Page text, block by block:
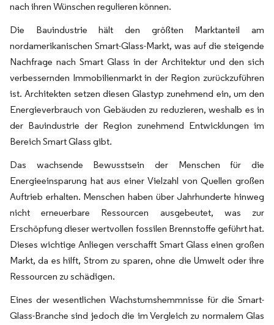
nach ihren Wünschen regulieren können.
Die Bauindustrie hält den größten Marktanteil am
nordamerikanischen Smart-Glass-Markt, was auf die steigende
Nachfrage nach Smart Glass in der Architektur und den sich
verbessernden Immobilienmarkt in der Region zurückzuführen
ist. Architekten setzen diesen Glastyp zunehmend ein, um den
Energieverbrauch von Gebäuden zu reduzieren, weshalb es in
der Bauindustrie der Region zunehmend Entwicklungen im
Bereich Smart Glass gibt.
Das wachsende Bewusstsein der Menschen für die
Energieeinsparung hat aus einer Vielzahl von Quellen großen
Auftrieb erhalten. Menschen haben über Jahrhunderte hinweg
nicht erneuerbare Ressourcen ausgebeutet, was zur
Erschöpfung dieser wertvollen fossilen Brennstoffe geführt hat.
Dieses wichtige Anliegen verschafft Smart Glass einen großen
Markt, da es hilft, Strom zu sparen, ohne die Umwelt oder ihre
Ressourcen zu schädigen.
Eines der wesentlichen Wachstumshemmnisse für die Smart-
Glass-Branche sind jedoch die im Vergleich zu normalem Glas